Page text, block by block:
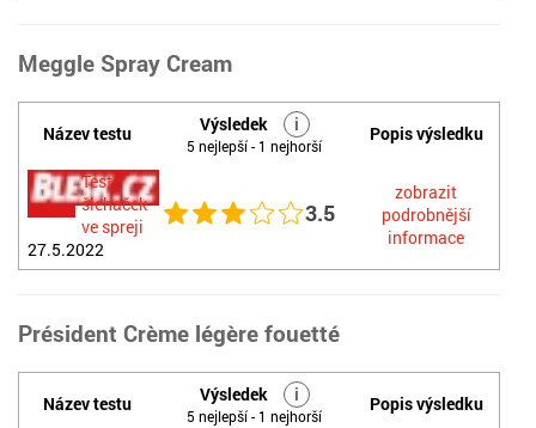
Meggle Spray Cream
Název testu Výsledek i
5 nejlepší - 1 nejhorší
Popis výsledku
Test
šlehaček
ve spreji
27.5.2022
3.5
zobrazit
podrobnější
informace
Président Crème légère fouetté
Název testu Výsledek i
5 nejlepší - 1 nejhorší
Popis výsledku